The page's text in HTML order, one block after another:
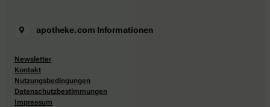
apotheke.com Informationen
Newsletter
Kontakt
Nutzungsbedingungen
Datenschutzbestimmungen
Impressum